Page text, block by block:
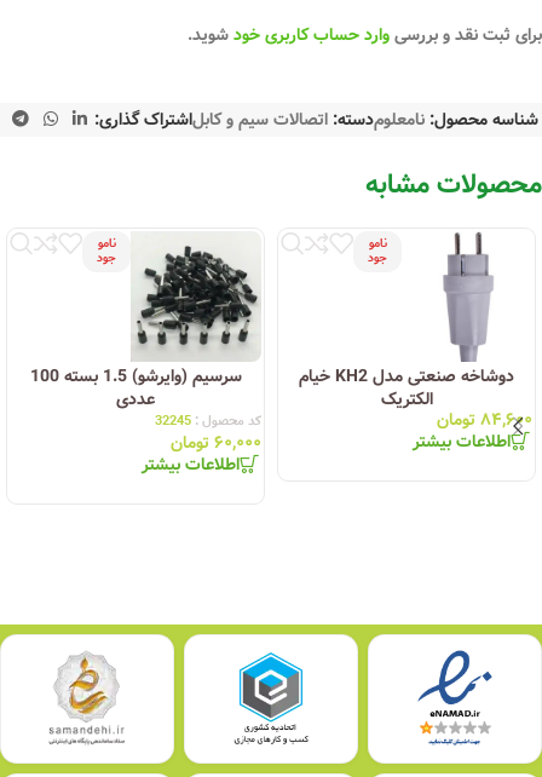
برای ثبت نقد و بررسیوارد حساب کاربری خودشوید.
شناسه محصول:نامعلومدسته: اتصالات سیم و کابلاشتراک گذاری:
محصولات مشابه
نامو
جود
دوشاخه صنعتی مدل KH2 خیام
الکتریک
۸۴,۶۰۰تومان
اطلاعات بیشتر
نامو
جود
سرسیم (وایرشو) 1.5 بسته 100
عددی
کد محصول : 32245
۶۰,۰۰۰تومان
اطلاعات بیشتر